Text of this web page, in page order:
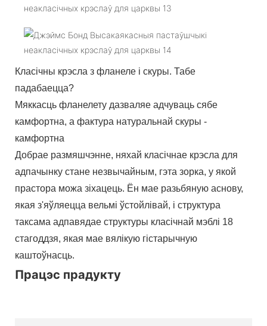
Класічны крэсла з фланеле і скуры. Табе
падабаецца?
Мяккасць фланелету дазваляе адчуваць сябе
камфортна, а фактура натуральнай скуры -
камфортна
Добрае размяшчэнне, няхай класічнае крэсла для
адпачынку стане незвычайным, гэта зорка, у якой
прастора можа зіхацець. Ён мае разьбяную аснову,
якая з'яўляецца вельмі ўстойлівай, і структура
таксама адпавядае структуры класічнай мэблі 18
стагоддзя, якая мае вялікую гістарычную
каштоўнасць.
Працэс прадукту